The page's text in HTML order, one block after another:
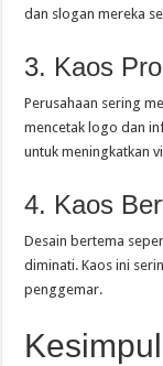
dan slogan mereka
3. Kaos
Perusahaan sering
mencetak logo dan
untuk meningkatkan
4. Kaos
Desain bertema
diminati. Kaos ini
penggemar.